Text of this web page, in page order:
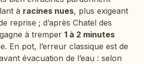
à racines nues, plus exigeant
reprise ; d’après Chatel des
à tremper 1 à 2 minutes
En pot, l’erreur classique est de
évacuation de l’eau : selon